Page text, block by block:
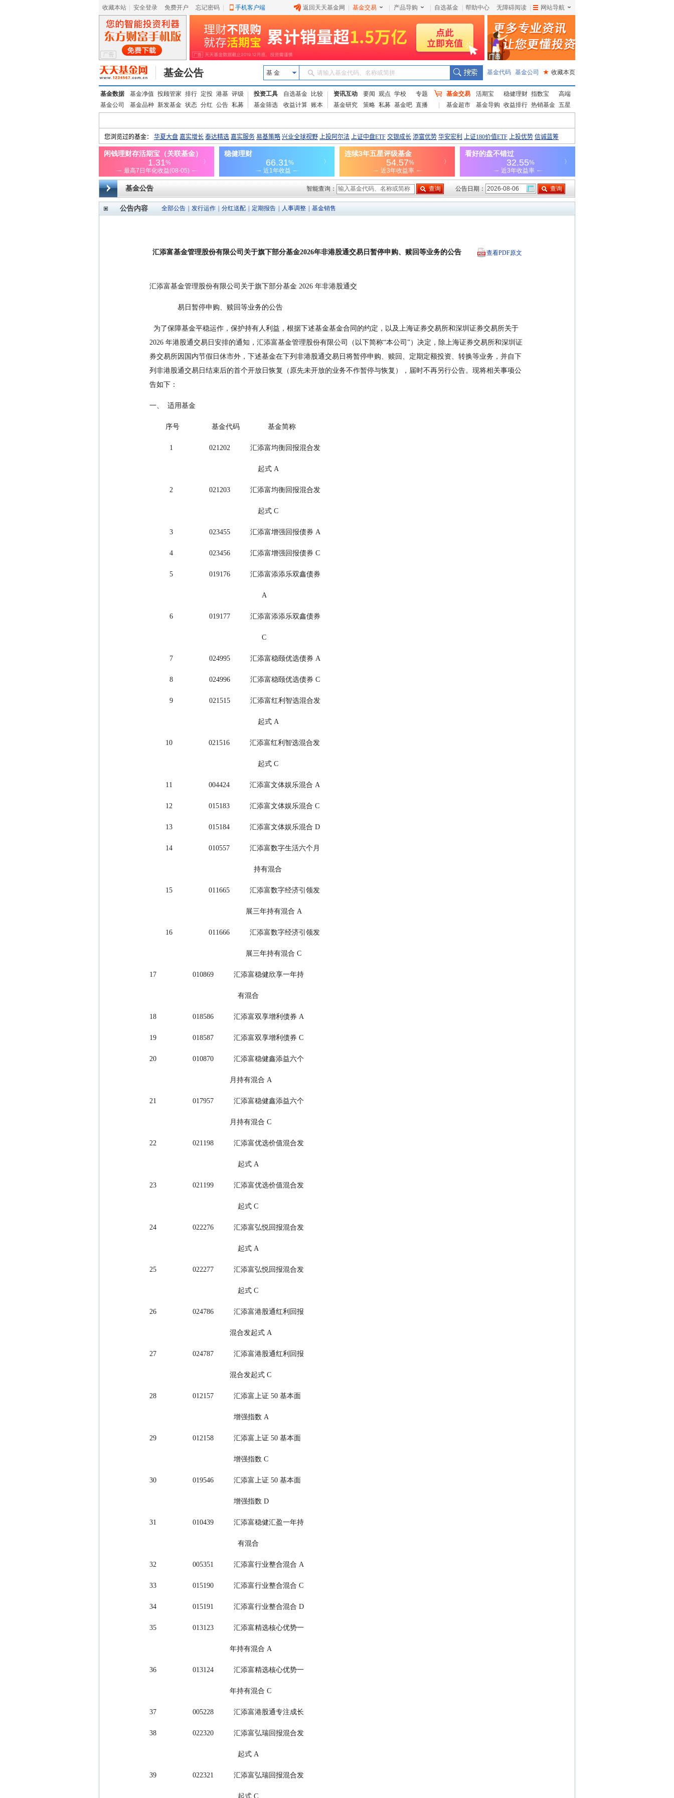
收藏本站 安全登录 免费开户 忘记密码 手机客户端 返回天天基金网 基金交易 产品导购 自选基金 帮助中心 无障碍阅读 网站导航
基金公告 基 金 请输入基金代码、名称或简拼 基金代码 基金公司 ★ 收藏本页
基金数据 基金净值 投顾管家 排行 定投 港基 评级
基金公司
基金品种 新发基金 状态 分红 公告 私募
投资工具 自选基金
比较
基金筛选
收益计算 账本
资讯互动 要闻 观点 学校
专题
基金研究
策略 私募 基金吧 直播
基金交易 活期宝 稳健理财 指数宝
高端
基金超市
基金导购 收益排行 热销基金 五星
基金公告 智能查询： 公告日期：
公告内容 全部公告 发行运作 分红送配 定期报告 人事调整 基金销售
汇添富基金管理股份有限公司关于旗下部分基金2026年非港股通交易日暂停申购、赎回等业务的公告 查看PDF原文
汇添富基金管理股份有限公司关于旗下部分基金 2026 年非港股通交
              易日暂停申购、赎回等业务的公告
2026 年港股通交易日安排的通知，汇添富基金管理股份有限公司（以下简称“本公司”）决定，除上海证券交易所和深圳证
券交易所因国内节假日休市外，下述基金在下列非港股通交易日将暂停申购、赎回、定期定额投资、转换等业务，并自下
列非港股通交易日结束后的首个开放日恢复（原先未开放的业务不作暂停与恢复），届时不再另行公告。现将相关事项公
告如下：
一、  适用基金
        序号                基金代码              基金简称
          1                  021202          汇添富均衡回报混合发
                                                      起式 A
          2                  021203          汇添富均衡回报混合发
                                                      起式 C
          3                  023455          汇添富增强回报债券 A
          4                  023456          汇添富增强回报债券 C
          5                  019176          汇添富添添乐双鑫债券
                                                        A
          6                  019177          汇添富添添乐双鑫债券
                                                        C
          7                  024995          汇添富稳颐优选债券 A
          8                  024996          汇添富稳颐优选债券 C
          9                  021515          汇添富红利智选混合发
                                                      起式 A
        10                  021516          汇添富红利智选混合发
                                                      起式 C
        11                  004424          汇添富文体娱乐混合 A
        12                  015183          汇添富文体娱乐混合 C
        13                  015184          汇添富文体娱乐混合 D
        14                  010557          汇添富数字生活六个月
                                                    持有混合
        15                  011665          汇添富数字经济引领发
                                                展三年持有混合 A
        16                  011666          汇添富数字经济引领发
                                                展三年持有混合 C
17                  010869          汇添富稳健欣享一年持
                                            有混合
18                  018586          汇添富双享增利债券 A
19                  018587          汇添富双享增利债券 C
20                  010870          汇添富稳健鑫添益六个
                                        月持有混合 A
21                  017957          汇添富稳健鑫添益六个
                                        月持有混合 C
22                  021198          汇添富优选价值混合发
                                            起式 A
23                  021199          汇添富优选价值混合发
                                            起式 C
24                  022276          汇添富弘悦回报混合发
                                            起式 A
25                  022277          汇添富弘悦回报混合发
                                            起式 C
26                  024786          汇添富港股通红利回报
                                        混合发起式 A
27                  024787          汇添富港股通红利回报
                                        混合发起式 C
28                  012157          汇添富上证 50 基本面
                                          增强指数 A
29                  012158          汇添富上证 50 基本面
                                          增强指数 C
30                  019546          汇添富上证 50 基本面
                                          增强指数 D
31                  010439          汇添富稳健汇盈一年持
                                            有混合
32                  005351          汇添富行业整合混合 A
33                  015190          汇添富行业整合混合 C
34                  015191          汇添富行业整合混合 D
35                  013123          汇添富精选核心优势一
                                        年持有混合 A
36                  013124          汇添富精选核心优势一
                                        年持有混合 C
37                  005228          汇添富港股通专注成长
38                  022320          汇添富弘瑞回报混合发
                                            起式 A
39                  022321          汇添富弘瑞回报混合发
                                            起式 C